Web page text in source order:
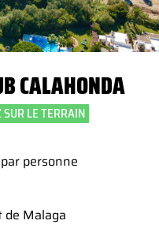
CALAHONDA
SUR LE TERRAIN
personne
de Malaga